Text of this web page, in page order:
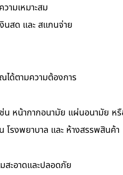
ามเหมาะสม
นสด และ สแกนจ่าย
ได้ตามความต้องการ
น หน้ากากอนามัย แผ่นอนามัย ห
โรงพยาบาล และ ห้างสรรพสินค้า
สะอาดและปลอดภัย